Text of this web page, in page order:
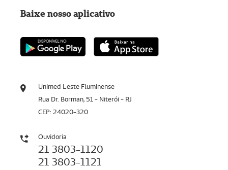
Unimed Leste Fluminense
Rua Dr. Borman, 51 - Niterói - RJ
CEP: 24020-320
Ouvidoria
21 3803-1120
21 3803-1121
Baixe nosso aplicativo